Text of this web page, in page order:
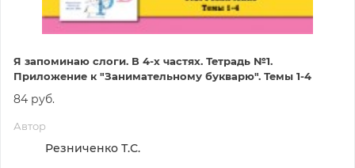
Я запоминаю слоги. В 4-х частях. Тетрадь №1.
Приложение к "Занимательному букварю". Темы 1-4
84 руб.
Автор
Резниченко Т.С.